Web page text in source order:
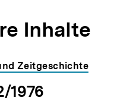
Inhalte
Zeitgeschichte
1976